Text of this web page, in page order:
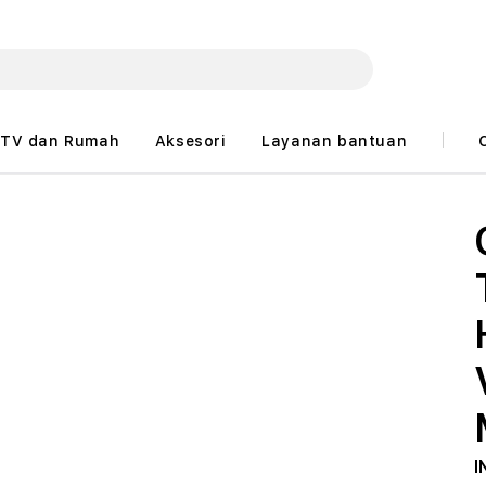
TV dan Rumah Aksesori Layanan bantuan